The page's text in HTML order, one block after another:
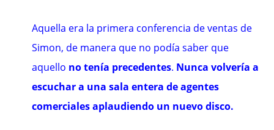
Aquella era la primera conferencia de ventas de
Simon, de manera que no podía saber que
aquello no tenía precedentes. Nunca volvería a
escuchar a una sala entera de agentes
comerciales aplaudiendo un nuevo disco.